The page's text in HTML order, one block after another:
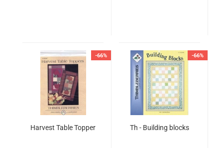
-66%
Harvest Table Topper
-66%
Th - Building blocks